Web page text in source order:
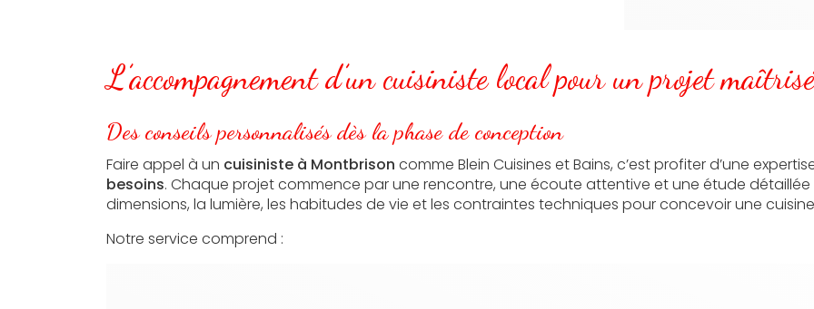
L’accompagnement d’un cuisiniste local pour un projet
Des conseils personnalisés dès la phase de conception
Faire appel à un cuisiniste à Montbrison comme Blein Cuisines et Bains, c’est profiter d’une
besoins. Chaque projet commence par une rencontre, une écoute attentive et une étude
dimensions, la lumière, les habitudes de vie et les contraintes techniques pour concevoir une
Notre service comprend :